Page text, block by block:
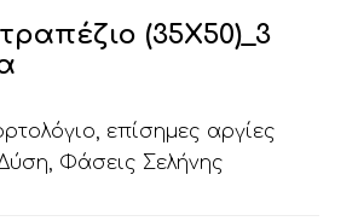
(35Χ50)_3
επίσημες αργίες
Φάσεις Σελήνης